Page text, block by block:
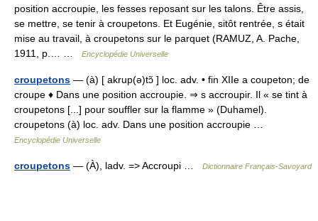
position accroupie, les fesses reposant sur les talons. Être assis,
se mettre, se tenir à croupetons. Et Eugénie, sitôt rentrée, s était
mise au travail, à croupetons sur le parquet (RAMUZ, A. Pache,
1911, p.… …
Encyclopédie Universelle
croupetons — (à) [ akrup(ə)tɔ̃ ] loc. adv. • fin XIIe a coupeton; de
croupe ♦ Dans une position accroupie. ⇒ s accroupir. Il « se tint à
croupetons [...] pour souffler sur la flamme » (Duhamel).
croupetons (à) loc. adv. Dans une position accroupie …
Encyclopédie Universelle
croupetons — (À), ladv. => Accroupi … Dictionnaire Français-Savoyard